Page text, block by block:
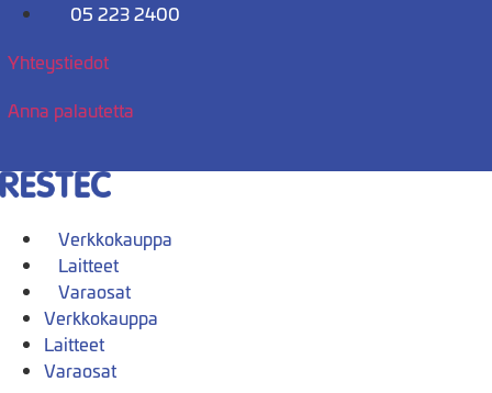
Mene
05 223 2400
Yhteystiedot
Anna palautetta
Verkkokauppa
Laitteet
Varaosat
Verkkokauppa
Laitteet
Varaosat